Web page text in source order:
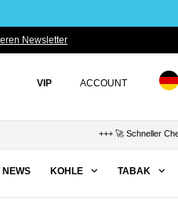
Newsletter
VIP ACCOUNT
+++ 🚀 Schneller
NEWS KOHLE TABAK